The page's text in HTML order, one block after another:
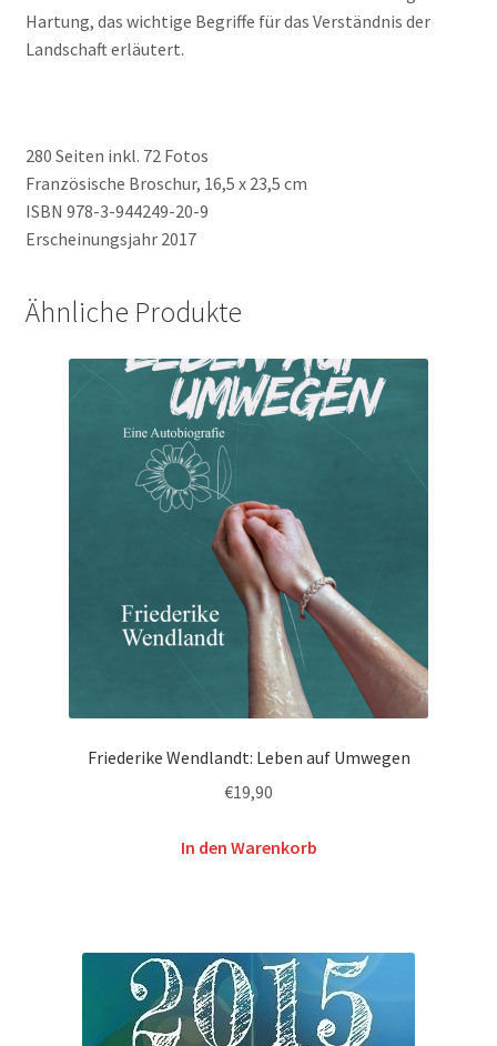
Hartung, das wichtige Begriffe für das Verständnis der
Landschaft erläutert.
280 Seiten inkl. 72 Fotos
Französische Broschur, 16,5 x 23,5 cm
ISBN 978-3-944249-20-9
Erscheinungsjahr 2017
Ähnliche Produkte
Friederike Wendlandt: Leben auf Umwegen
€19,90
In den Warenkorb